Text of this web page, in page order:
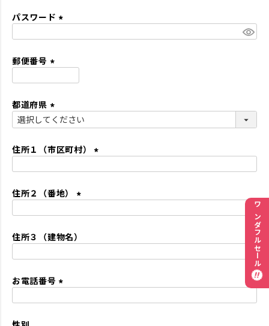
パスワード
郵便番号
須
)
都道府県
(
須
住所１（市区町村）
住所２（番地）
須
住所３（建物名）
お電話番号
ワンダフルセール